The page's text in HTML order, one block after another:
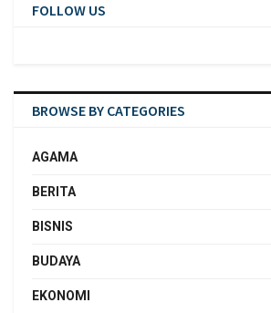
FOLLOW US
BROWSE BY CATEGORIES
AGAMA
BERITA
BISNIS
BUDAYA
EKONOMI